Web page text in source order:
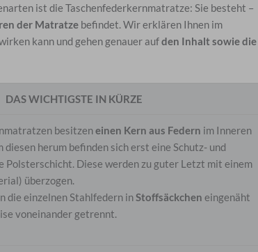
ist die Taschenfederkernmatratze: Sie besteht –
der Matratze befindet. Wir erklären Ihnen im
kann und gehen genauer aufden Inhalt sowie die
DAS WICHTIGSTE IN KÜRZE
besitzeneinen Kern aus Federn im Inneren
herum befinden sich erst eine Schutz- und
Polsterschicht. Diese werden zu guter Letzt mit einem
überzogen.
die einzelnen Stahlfedern inStoffsäckchen eingenäht
voneinander getrennt.